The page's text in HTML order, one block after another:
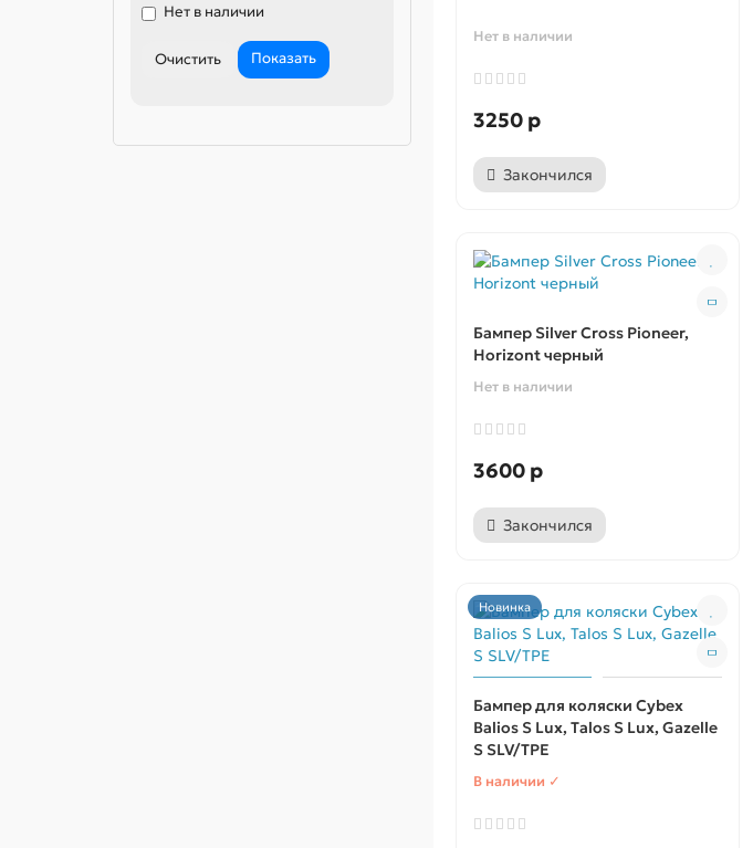
Нет в наличии
Очистить Показать
Нет в наличии
3250 р
Закончился
Бампер Silver Cross Pioneer,
Horizont черный
Нет в наличии
3600 р
Закончился
Новинка
Бампер для коляски Cybex
Balios S Lux, Talos S Lux, Gazelle
S SLV/TPE
В наличии ✓